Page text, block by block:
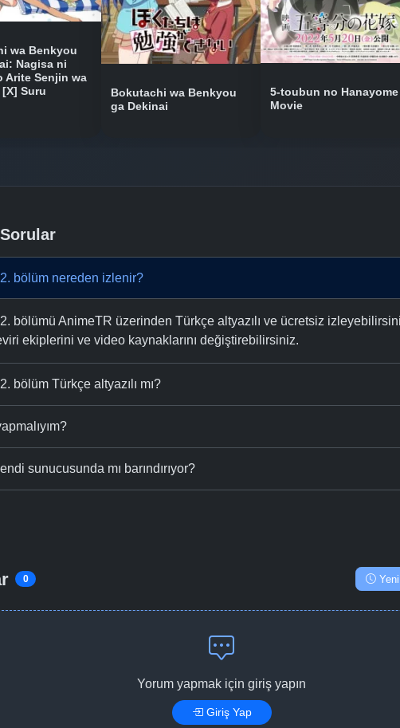
wa Benkyou
Nagisa ni
Arite Senjin wa
[X] Suru
Bokutachi wa Benkyou
ga Dekinai
5-toubun no Hanayome
Movie
bölüm nereden izlenir?
bölümü AnimeTR üzerinden Türkçe altyazılı ve ücretsiz
ekiplerini ve video kaynaklarını değiştirebilirsiniz.
bölüm Türkçe altyazılı mı?
sunucusunda mı barındırıyor?
0 Yeni
Yorum yapmak için giriş yapın
Giriş Yap